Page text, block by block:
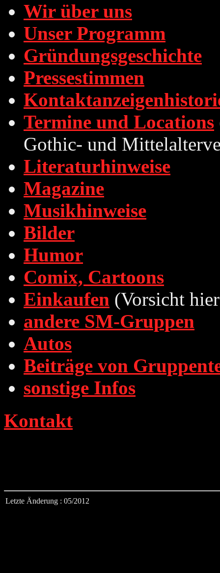
Wir über uns
Unser Programm
Gründungsgeschichte
Pressestimmen
Termine und Locations
Gothic- und
Literaturhinweise
Magazine
Musikhinweise
Bilder
Humor
Comix, Cartoons
Einkaufen (Vorsicht
andere SM-Gruppen
Autos
Beiträge von
sonstige Infos
Kontakt
Letzte Änderung : 05/2012